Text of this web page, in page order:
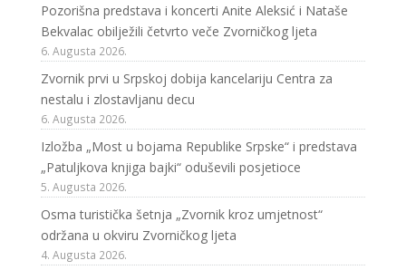
Pozorišna predstava i koncerti Anite Aleksić i Nataše
Bekvalac obilježili četvrto veče Zvorničkog ljeta
6. Augusta 2026.
Zvornik prvi u Srpskoj dobija kancelariju Centra za
nestalu i zlostavljanu decu
6. Augusta 2026.
Izložba „Most u bojama Republike Srpske“ i predstava
„Patuljkova knjiga bajki“ oduševili posjetioce
5. Augusta 2026.
Osma turistička šetnja „Zvornik kroz umjetnost“
održana u okviru Zvorničkog ljeta
4. Augusta 2026.